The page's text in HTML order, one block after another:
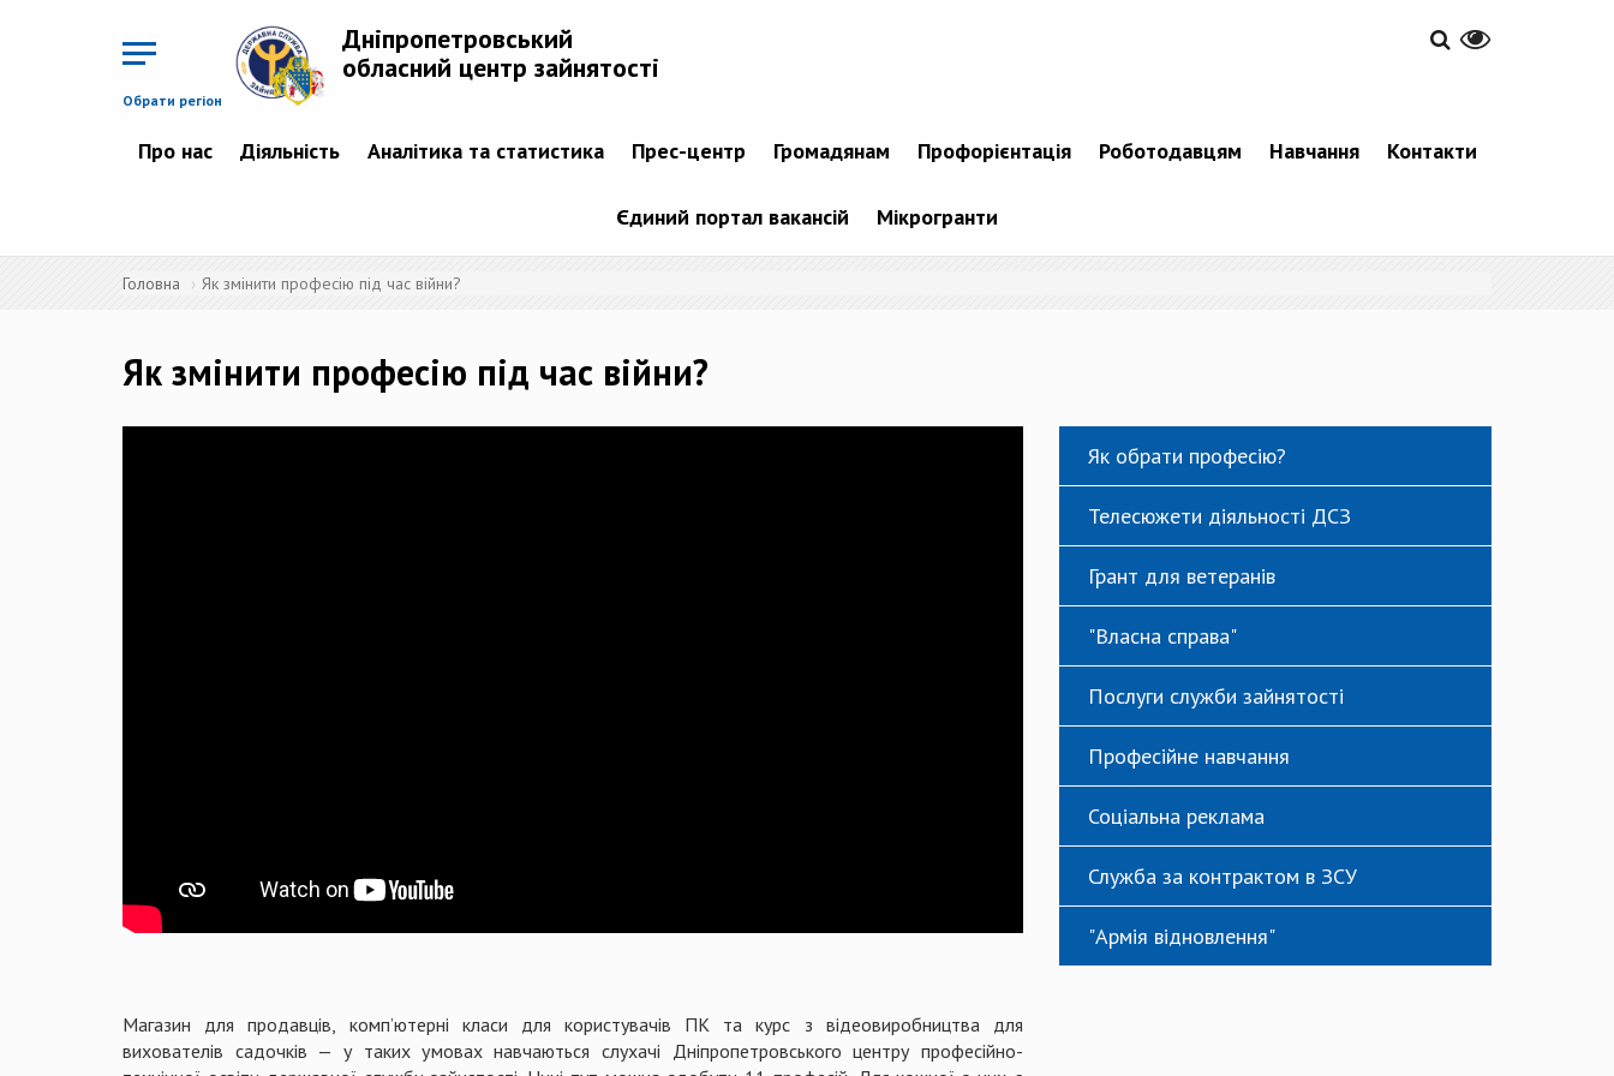
Обрати регіон
Дніпропетровський
обласний центр зайнятості
Про нас Діяльність Аналітика та статистика Прес-центр Громадянам Профорієнтація Роботодавцям Навчання Контакти
Єдиний портал вакансій Мікрогранти
Головна Як змінити професію під час війни?
Як змінити професію під час війни?
Магазин для продавців, комп’ютерні класи для користувачів ПК та курс з відеовиробництва для
вихователів садочків — у таких умовах навчаються слухачі Дніпропетровського центру професійно-
Як обрати професію?
Телесюжети діяльності ДСЗ
Грант для ветеранів
"Власна справа"
Послуги служби зайнятості
Професійне навчання
Соціальна реклама
Служба за контрактом в ЗСУ
"Армія відновлення"